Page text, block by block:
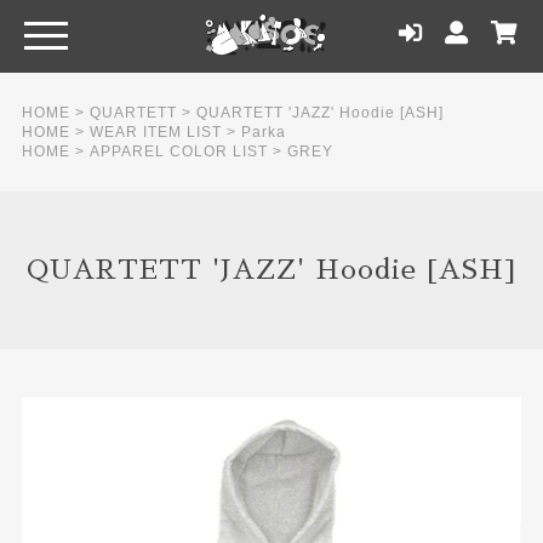
HOME > QUARTETT > QUARTETT 'JAZZ' Hoodie [ASH]
HOME > WEAR ITEM LIST > Parka
HOME > APPAREL COLOR LIST > GREY
QUARTETT 'JAZZ' Hoodie [ASH]